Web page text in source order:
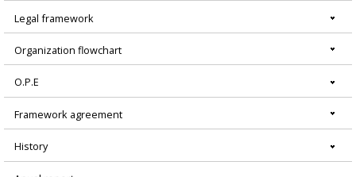
Legal framework
Organization flowchart
O.P.E
Framework agreement
History